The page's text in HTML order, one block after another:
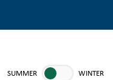
SUMMER WINTER